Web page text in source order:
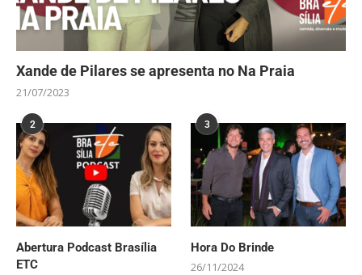
Xande de Pilares se apresenta no Na Praia
21/07/2023
2
Abertura Podcast Brasília
ETC
3
Hora Do Brinde
26/11/2024